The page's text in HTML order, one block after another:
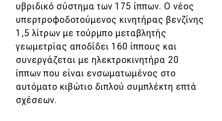
υβριδικό σύστημα των 175 ίππων. Ο νέος
υπερτροφοδοτούμενος κινητήρας βενζίνης
1,5 λίτρων με τούρμπο μεταβλητής
γεωμετρίας αποδίδει 160 ίππους και
συνεργάζεται με ηλεκτροκινητήρα 20
ίππων που είναι ενσωματωμένος στο
αυτόματο κιβώτιο διπλού συμπλέκτη επτά
σχέσεων.